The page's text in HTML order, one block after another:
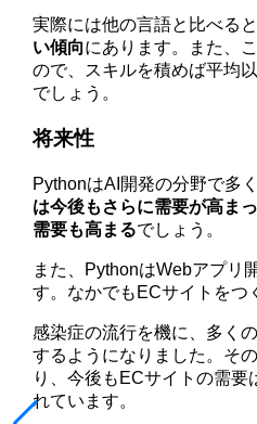
実際には他の言語と比べると
い傾向にあります。また、
ので、スキルを積めば平均
でしょう。
将来性
PythonはAI開発の分野で多
は今後もさらに需要が高ま
需要も高まるでしょう。
また、PythonはWebアプリ
す。なかでもECサイトをつ
感染症の流行を機に、多く
するようになりました。そ
り、今後もECサイトの需要
れています。